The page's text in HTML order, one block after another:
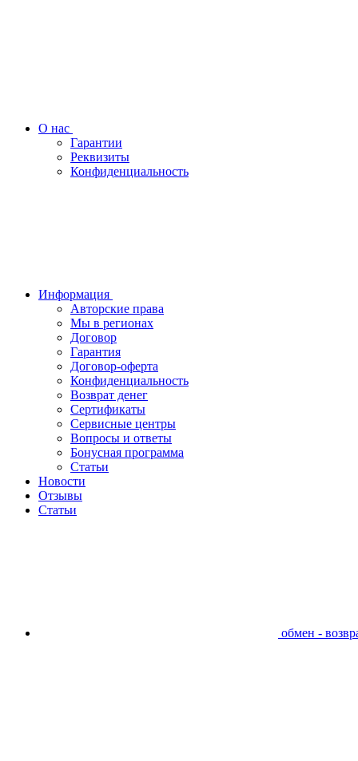
О нас
Гарантии
Реквизиты
Конфиденциальность
Информация
Авторские права
Мы в регионах
Договор
Гарантия
Договор-оферта
Конфиденциальность
Возврат денег
Сертификаты
Сервисные центры
Вопросы и ответы
Бонусная программа
Статьи
Новости
Отзывы
Статьи
обмен -